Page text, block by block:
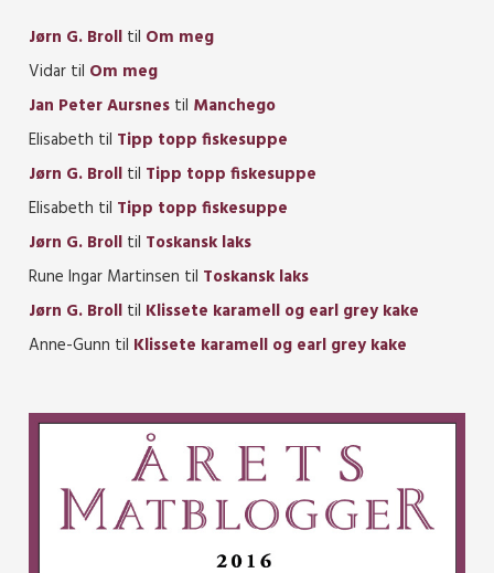
Jørn G. Broll til Om meg
Vidar til Om meg
Jan Peter Aursnes til Manchego
Elisabeth til Tipp topp fiskesuppe
Jørn G. Broll til Tipp topp fiskesuppe
Elisabeth til Tipp topp fiskesuppe
Jørn G. Broll til Toskansk laks
Rune Ingar Martinsen til Toskansk laks
Jørn G. Broll til Klissete karamell og earl grey kake
Anne-Gunn til Klissete karamell og earl grey kake